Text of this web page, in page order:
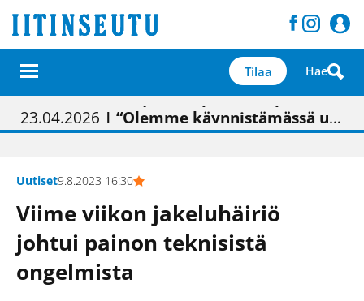
Tilaa Hae
01.02.2026 | Painon vaihtumisen pitäisi näkyä hieman parempana painojäljen laatuna lehdessä
05.02.2026 | Uudistettu kunnantalo on valoisa
23.04.2026 | “Olemme käynnistämässä uudelleen keskustavisiotyön”
09.05.2026| "Maalla on totuttu elämään omavaraisemmin kuin kaupungissa"
Uutiset9.8.2023 16:30
Viime viikon jakeluhäiriö
johtui painon teknisistä
ongelmista